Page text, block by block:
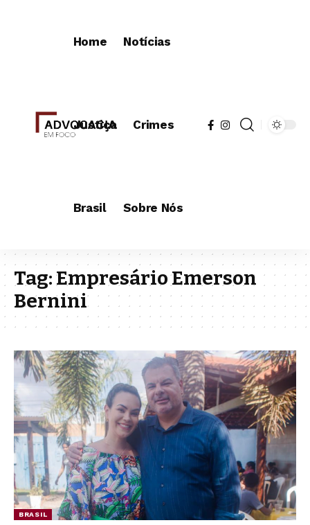
Home Notícias
Justiça Crimes
Brasil Sobre Nós
Tag:Empresário Emerson
Bernini
BRASIL